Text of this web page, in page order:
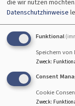
Fr, 7.8. 10:30
Gottesdienst
Pfr. Schlechtweg
Breitengüßbach
die wir nutzen möchten.
Datenschutzhinweise
Funktional
Speichern von
Zweck:
Consent
Cookie
Zweck: